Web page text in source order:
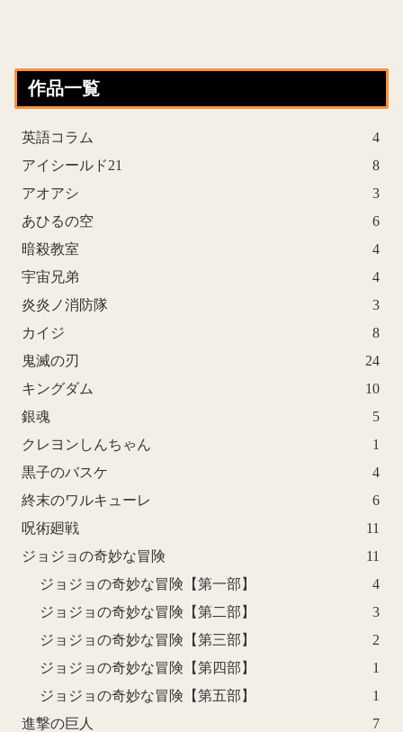
作品一覧
英語コラム
4
アイシールド21
8
アオアシ
3
あひるの空
6
暗殺教室
4
宇宙兄弟
4
炎炎ノ消防隊
3
カイジ
8
鬼滅の刃
24
キングダム
10
銀魂
5
クレヨンしんちゃん
1
黒子のバスケ
4
終末のワルキューレ
6
呪術廻戦
11
ジョジョの奇妙な冒険
11
ジョジョの奇妙な冒険【第一部】
4
ジョジョの奇妙な冒険【第二部】
3
ジョジョの奇妙な冒険【第三部】
2
ジョジョの奇妙な冒険【第四部】
1
ジョジョの奇妙な冒険【第五部】
1
進撃の巨人
7